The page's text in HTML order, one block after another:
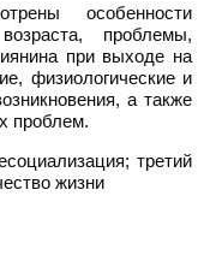
особенности
проблемы,
при выходе на
физиологические и
а также
проблем.
третий
жизни